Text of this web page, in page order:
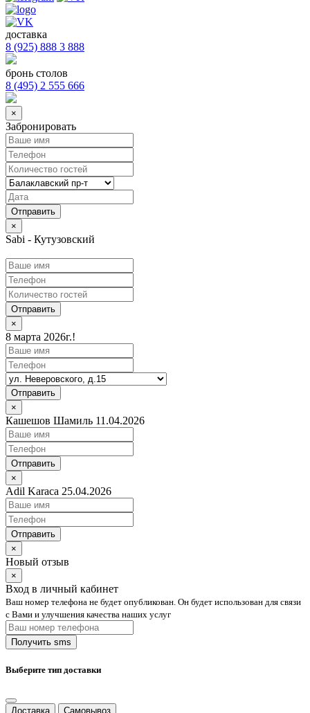
доставка
8 (925) 888 3 888
бронь столов
8 (495) 2 555 666
×
Забронировать
×
Sabi - Кутузовский
Отправить
×
8 марта 2026г.!
Отправить
×
Кашешов Шамиль 11.04.2026
Отправить
×
Adil Karaca 25.04.2026
Отправить
×
Новый отзыв
×
Вход в личный кабинет
Ваш номер телефона не будет опубликован. Он будет использован для связи
с Вами и улучшения качества наших услуг
Выберите тип доставки
Доставка Самовывоз